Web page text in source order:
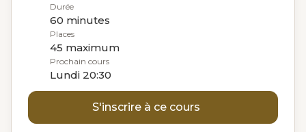
Durée
60 minutes
Places
45 maximum
Prochain cours
Lundi 20:30
S'inscrire à ce cours